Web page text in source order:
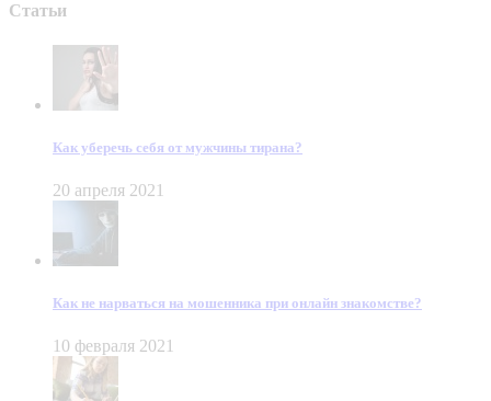
Статьи
Как уберечь себя от мужчины тирана?
20 апреля 2021
Как не нарваться на мошенника при онлайн знакомстве?
10 февраля 2021